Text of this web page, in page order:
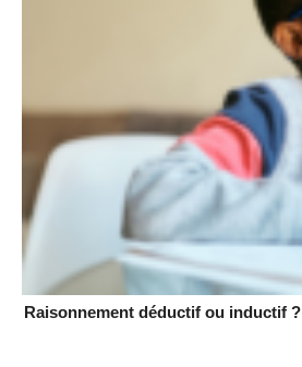
Raisonnement déductif ou inductif ?